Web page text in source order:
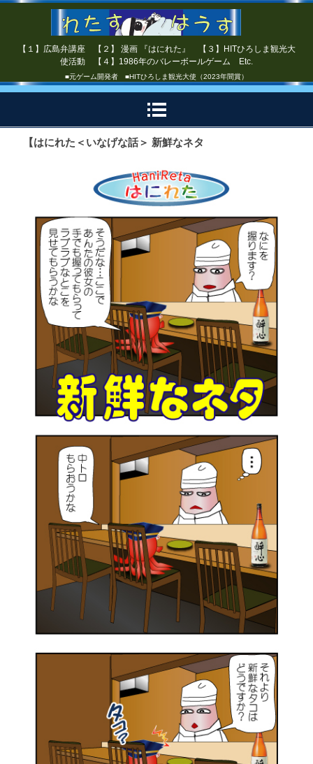
【１】広島弁講座 【２】 漫画 『はにれた』 【３】HITひろしま観光大
使活動 【４】1986年のバレーボールゲーム Etc.
■元ゲーム開発者 ■HITひろしま観光大使（2023年間賞）
【はにれた＜いなげな話＞ 新鮮なネタ